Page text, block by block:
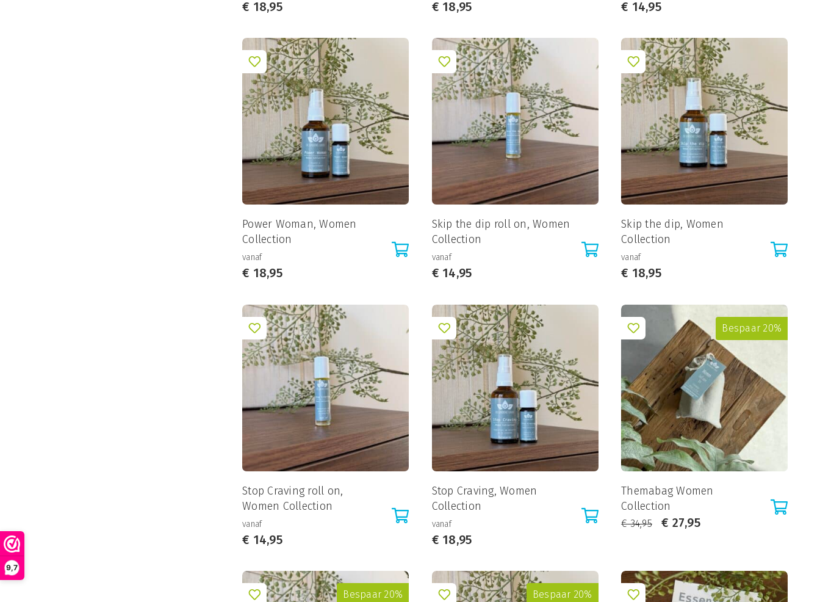
9,7
€ 18,95 € 18,95 € 14,95
Power Woman, Women
Collection
vanaf
€ 18,95
Skip the dip roll on, Women
Collection
vanaf
€ 14,95
Skip the dip, Women
Collection
vanaf
€ 18,95
Stop Craving roll on,
Women Collection
vanaf
€ 14,95
Stop Craving, Women
Collection
vanaf
€ 18,95
Bespaar 20%
Themabag Women
Collection
€34,95 € 27,95
Bespaar 20% Bespaar 20%